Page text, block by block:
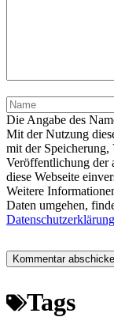
Name
Die Angabe des
Mit der Nutzung
mit der Speicherung,
Veröffentlichung der
diese Webseite
Weitere
Daten umgehen,
Datenschutzerklärung
Tags